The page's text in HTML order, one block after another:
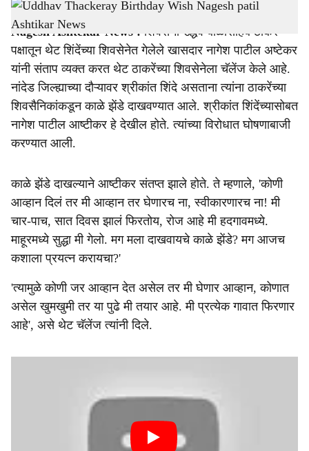
h
a
r
e
Nagesh patil Ashtikar News-Sarakaranma
Nagesh Ashtekar News : शिवसेना उद्धव बाळासाहेब ठाकरे
पक्षातून थेट शिंदेंच्या शिवसेनेत गेलेले खासदार नागेश पाटील अष्टेकर
यांनी संताप व्यक्त करत थेट ठाकरेंच्या शिवसेनेला चॅलेंज केले आहे.
नांदेड जिल्ह्याच्या दौऱ्यावर श्रीकांत शिंदे असताना त्यांना ठाकरेंच्या
शिवसैनिकांकडून काळे झेंडे दाखवण्यात आले. श्रीकांत शिंदेंच्यासोबत
नागेश पाटील आष्टीकर हे देखील होते. त्यांच्या विरोधात घोषणाबाजी
करण्यात आली.
काळे झेंडे दाखल्याने आष्टीकर संतप्त झाले होते. ते म्हणाले, 'कोणी
आव्हान दिलं तर मी आव्हान तर घेणारच ना, स्वीकारणारच ना! मी
चार-पाच, सात दिवस झालं फिरतोय, रोज आहे मी हदगावमध्ये.
माहूरमध्ये सुद्धा मी गेलो. मग मला दाखवायचे काळे झेंडे? मग आजच
कशाला प्रयत्न करायचा?'
'त्यामुळे कोणी जर आव्हान देत असेल तर मी घेणार आव्हान, कोणात
असेल खुमखुमी तर या पुढे मी तयार आहे. मी प्रत्येक गावात फिरणार
आहे', असे थेट चॅलेंज त्यांनी दिले.